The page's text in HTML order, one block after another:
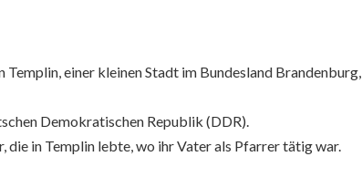
Templin, einer kleinen Stadt im Bundesland Brandenburg,
Demokratischen Republik (DDR).
die in Templin lebte, wo ihr Vater als Pfarrer tätig war.